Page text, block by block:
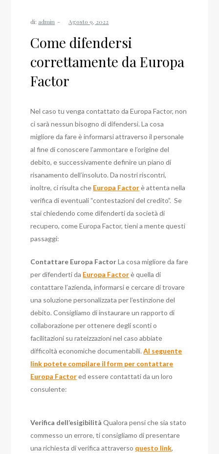
di: admin
Come difendersi
correttamente da Europa
Factor
Nel caso tu venga contattato da Europa Factor, non
ci sarà nessun bisogno di difendersi. La cosa
migliore da fare è informarsi attraverso il personale
al fine di conoscere l’ammontare e l’origine del
debito, e successivamente definire un piano di
risanamento dell’insoluto.Da nostri riscontri,
inoltre, ci risulta che Europa Factorè attenta nella
verifica di eventuali “contestazioni del credito”.Se
stai chiedendo come difenderti da società di
recupero, come Europa Factor, tieni a mente questi
passaggi:
Contattare Europa FactorLa cosa migliore da fare
per difenderti da Europa Factorè quella di
contattare l’azienda, informarsi e cercare di trovare
una soluzione personalizzata per l’estinzione del
debito. Consigliamo di instaurare un rapporto di
collaborazione per ottenere degli sconti o
facilitazioni su rateizzazioni nel caso abbiate
difficoltà economiche documentabili.Al seguente
link potete compilare il form per contattare
Europa Factored essere contattati da un loro
consulente:
Verifica dell’esigibilità Qualora pensi che sia stato
commesso un errore, ti consigliamo di presentare
una richiesta di verifica attraverso questo link,